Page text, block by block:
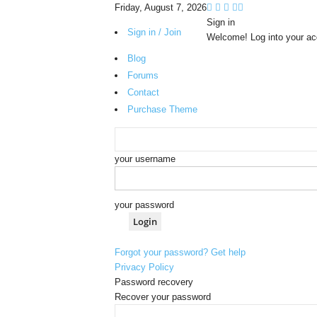
Friday, August 7, 2026
Sign in / Join
Blog
Forums
Contact
Purchase Theme
Sign in
Welcome! Log into your
your username
your password
Forgot your password? Get help
Privacy Policy
Password recovery
Recover your password